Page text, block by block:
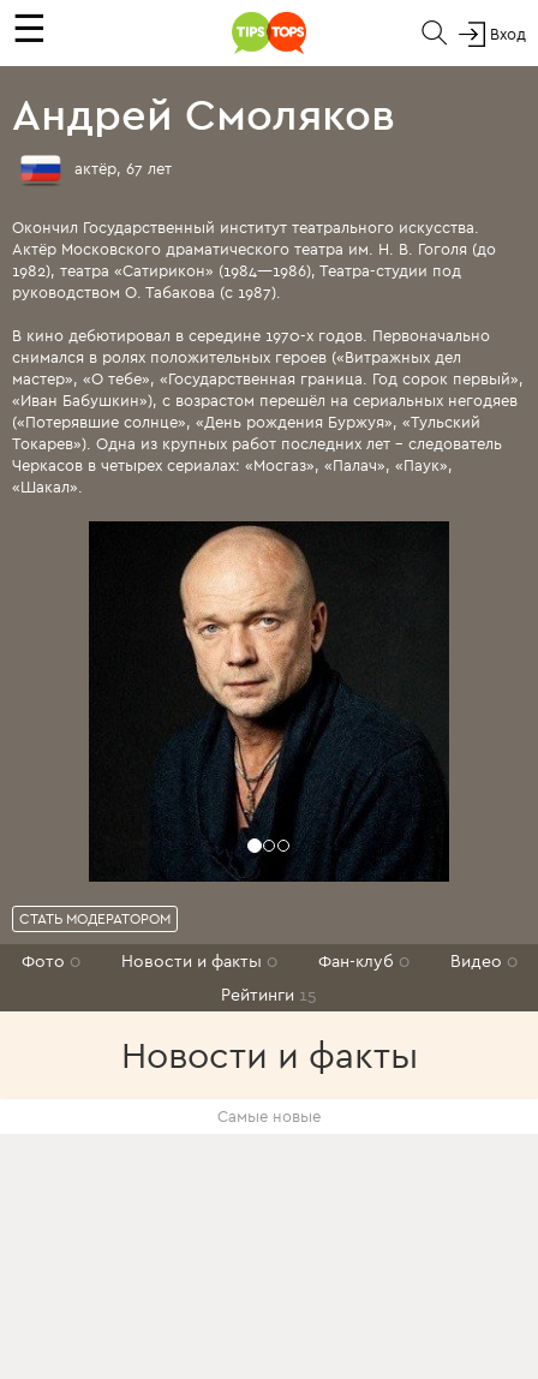
☰ Вход
Андрей Смоляков
актёр, 67 лет
Окончил Государственный институт театрального искусства.
Актёр Московского драматического театра им. Н. В. Гоголя (до
1982), театра «Сатирикон» (1984—1986), Театра-студии под
руководством О. Табакова (с 1987).
В кино дебютировал в середине 1970-х годов. Первоначально
снимался в ролях положительных героев («Витражных дел
мастер», «О тебе», «Государственная граница. Год сорок первый»,
«Иван Бабушкин»), с возрастом перешёл на сериальных негодяев
(«Потерявшие солнце», «День рождения Буржуя», «Тульский
Токарев»). Одна из крупных работ последних лет - следователь
Черкасов в четырех сериалах: «Мосгаз», «Палач», «Паук»,
«Шакал».
СТАТЬ МОДЕРАТОРОМ
Фото 0 Новости и факты 0 Фан-клуб 0 Видео 0
Рейтинги 15
Новости и факты
Самые новые